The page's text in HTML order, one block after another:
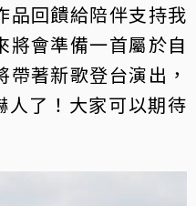
品回饋給陪伴支持我
將會準備一首屬於自
著新歌登台演出，
人了！大家可以期待